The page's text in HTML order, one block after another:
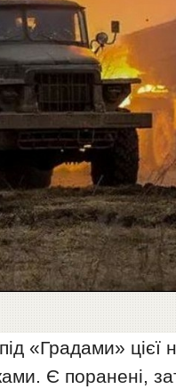
«Градами» цієї
Є поранені,